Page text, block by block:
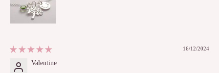
16/12/2024
Valentine